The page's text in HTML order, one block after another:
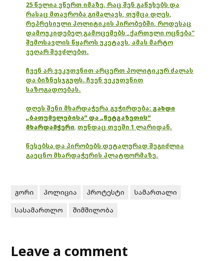
25 წელია ვწერთ იმაზე, რაც შენ გაწუხებს და
რასაც მთავრობა გიმალავს, თუმცა დღეს,
რეპრესიული პოლიტიკის პირობებში, როდესაც
დამოუკიდებელ გამოცემებს „ქართული ოცნება“
შემოსავლის წყაროს უკეტავს, ამას მარტო
ვეღარ შევძლებთ.
ჩვენ არ ვეკუთვნით არცერთ პოლიტიკურ ძალას
და ბიზნესჯგუფს. ჩვენ ვეკუთვნით
საზოგადოებას.
დღეს შენი მხარდაჭერა გვჭირდება: გახდი
„ბათუმელებისა“ და „ნეტგაზეთის“
მხარდამჭერი, თუნდაც თვეში 1 ლარიდან.
წესებსა და პირობებს დეტალურად შეგიძლია
გაეცნო მხარდაჭერის პლატფორმაზე.
გორი პოლიცია პროტესტი
სამართალი
სასამართლო
შიმშილობა
Leave a comment